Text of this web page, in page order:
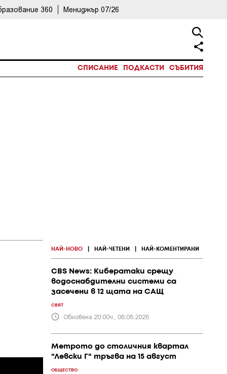
360 Мениджър 07/26
СПИСАНИЕ ПОДКАСТИ СЪБИТИЯ
НАЙ-НОВО НАЙ-ЧЕТЕНИ НАЙ-КОМЕНТИРАНИ
CBS News: Кибератаки срещу
водоснабдителни системи са
засечени в 12 щата на САЩ
СВЯТ
Обновена 20:00ч., 06.08.2026
Метрото до столичния квартал
"Левски Г" тръгва на 15 август
ОБЩЕСТВО